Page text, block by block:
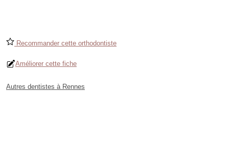
Recommander cette orthodontiste
Améliorer cette fiche
Autres dentistes à Rennes